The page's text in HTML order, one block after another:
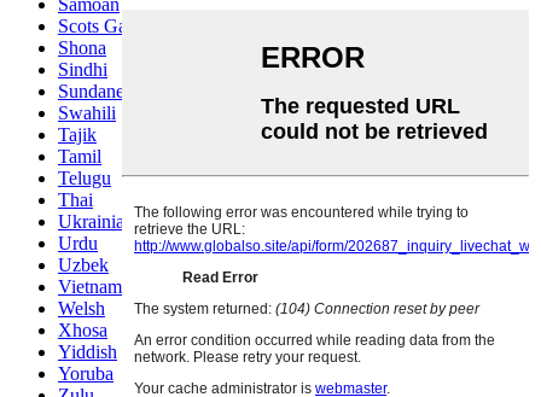
Samoan
Scots Gaelic
Shona
Sindhi
Sundanese
Swahili
Tajik
Tamil
Telugu
Thai
Ukrainian
Urdu
Uzbek
Vietnamese
Welsh
Xhosa
Yiddish
Yoruba